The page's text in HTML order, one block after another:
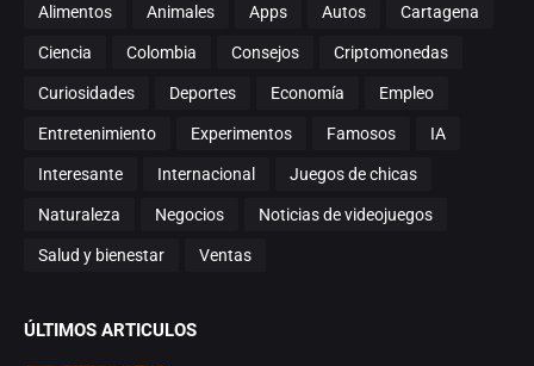
Alimentos Animales Apps Autos Cartagena
Ciencia Colombia Consejos Criptomonedas
Curiosidades Deportes Economía Empleo
Entretenimiento Experimentos Famosos IA
Interesante Internacional Juegos de chicas
Naturaleza Negocios Noticias de videojuegos
Salud y bienestar Ventas
ÚLTIMOS ARTICULOS